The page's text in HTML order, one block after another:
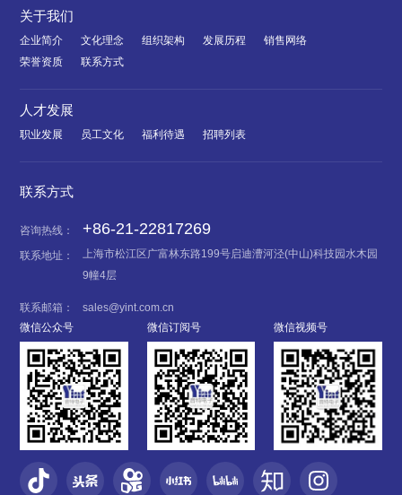
关于我们
企业简介 文化理念 组织架构 发展历程
销售网络
荣誉资质
联系方式
人才发展
职业发展 员工文化 福利待遇 招聘列表
联系方式
咨询热线： +86-21-22817269
联系地址：
上海市松江区广富林东路199号启迪漕河泾(中山)科技园水木园
9幢4层
联系邮箱：
sales@yint.com.cn
微信公众号
微信订阅号 微信视频号